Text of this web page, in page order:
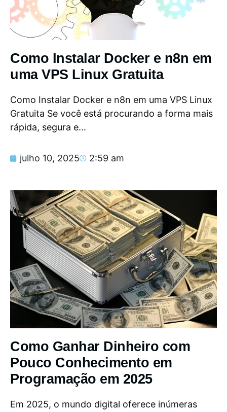
Como Instalar Docker e n8n em
uma VPS Linux Gratuita
Como Instalar Docker e n8n em uma VPS Linux
Gratuita Se você está procurando a forma mais
rápida, segura e...
julho 10, 2025 2:59 am
Como Ganhar Dinheiro com
Pouco Conhecimento em
Programação em 2025
Em 2025, o mundo digital oferece inúmeras